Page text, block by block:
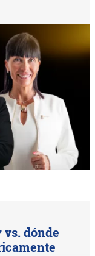
vs. dónde